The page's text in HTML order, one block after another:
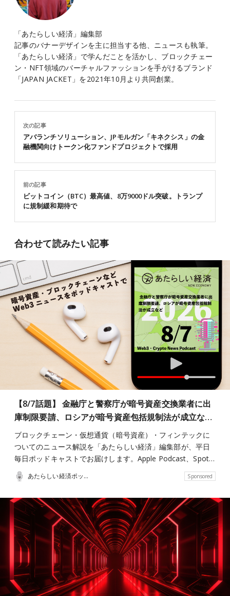
「あたらしい経済」編集部
記事のバナーデザインを主に担当する他、ニュースも執筆。
「あたらしい経済」で学んだことを活かし、ブロックチェー
ン・NFT領域のバーチャルファッションを手がけるブランド
「JAPAN JACKET」を2021年10月より共同創業。
前の記事
ビットコイン（BTC）最高値、8万9000ドル突破。トランプ
に規制緩和期待で
次の記事
アバランチソリューション、JPモルガン「キネクシス」の金
融機関向けトークン化ファンドプロジェクトで採用
合わせて読みたい記事
【8/7話題】 金融庁と警察庁が暗号資産交換業者に出
庫制限要請、ロシアが暗号資産包括規制法が成立な…
ブロックチェーン・仮想通貨（暗号資産）・フィンテックに
ついてのニュース解説を「あたらしい経済」編集部が、平日
毎日ポッドキャストでお届けします。Apple Podcast、Spot…
あたらしい経済ポッドキャスト Sponsored